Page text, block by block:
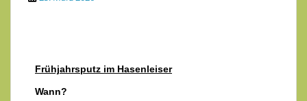
Frühjahrsputz im Hasenleiser
Wann?